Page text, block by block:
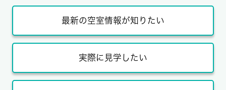
最新の空室情報が知りたい
実際に見学したい